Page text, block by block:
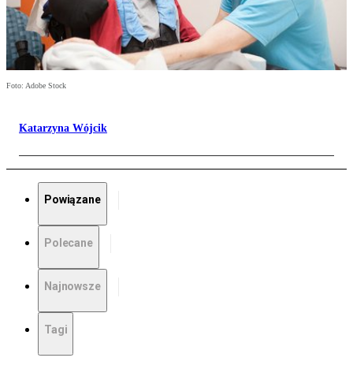
Foto: Adobe Stock
Katarzyna Wójcik
Powiązane
Polecane
Najnowsze
Tagi